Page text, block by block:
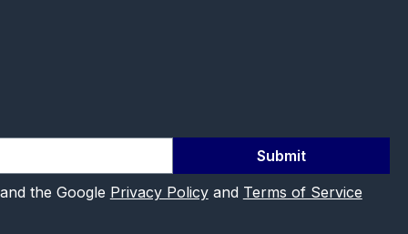
Submit
the Google Privacy Policyand Terms of Service